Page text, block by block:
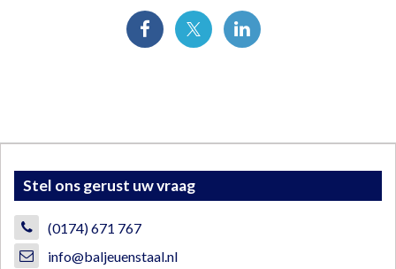
Stel ons gerust uw vraag
(0174) 671 767
info@baljeuenstaal.nl